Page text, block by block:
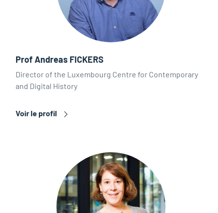
Prof Andreas FICKERS
Director of the Luxembourg Centre for Contemporary
and Digital History
Voir le profil